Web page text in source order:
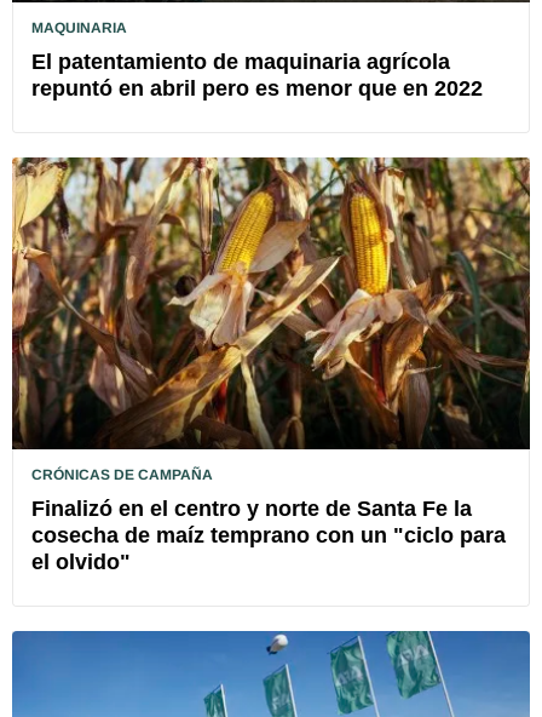
MAQUINARIA
El patentamiento de maquinaria agrícola
repuntó en abril pero es menor que en 2022
CRÓNICAS DE CAMPAÑA
Finalizó en el centro y norte de Santa Fe la
cosecha de maíz temprano con un "ciclo para
el olvido"